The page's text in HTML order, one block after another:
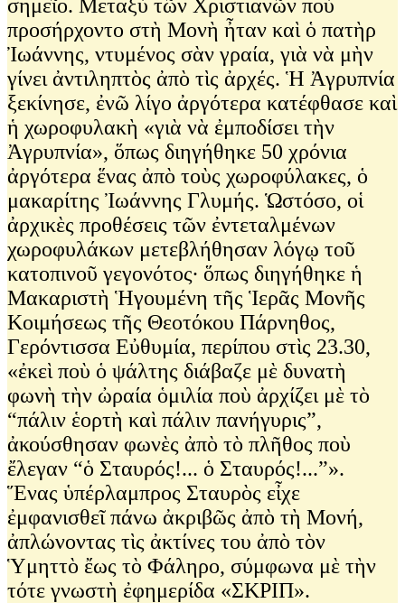
σημεῖο. Μεταξὺ τῶν Χριστιανῶν ποὺ
προσήρχοντο στὴ Μονὴ ἦταν καὶ ὁ πατὴρ
Ἰωάννης, ντυμένος σὰν γραία, γιὰ νὰ μὴν
γίνει ἀντιληπτὸς ἀπὸ τὶς ἀρχές. Ἡ Ἀγρυπνία
ξεκίνησε, ἐνῶ λίγο ἀργότερα κατέφθασε καὶ
ἡ χωροφυλακὴ «γιὰ νὰ ἐμποδίσει τὴν
Ἀγρυπνία», ὅπως διηγήθηκε 50 χρόνια
ἀργότερα ἕνας ἀπὸ τοὺς χωροφύλακες, ὁ
μακαρίτης Ἰωάννης Γλυμής. Ὡστόσο, οἱ
ἀρχικὲς προθέσεις τῶν ἐντεταλμένων
χωροφυλάκων μετεβλήθησαν λόγῳ τοῦ
κατοπινοῦ γεγονότος∙ ὅπως διηγήθηκε ἡ
Μακαριστὴ Ἡγουμένη τῆς Ἱερᾶς Μονῆς
Κοιμήσεως τῆς Θεοτόκου Πάρνηθος,
Γερόντισσα Εὐθυμία, περίπου στὶς 23.30,
«ἐκεὶ ποὺ ὁ ψάλτης διάβαζε μὲ δυνατὴ
φωνὴ τὴν ὠραία ὁμιλία ποὺ ἀρχίζει μὲ τὸ
“πάλιν ἑορτὴ καὶ πάλιν πανήγυρις”,
ἀκούσθησαν φωνὲς ἀπὸ τὸ πλῆθος ποὺ
ἔλεγαν “ὁ Σταυρός!... ὁ Σταυρός!...”».
Ἕνας ὑπέρλαμπρος Σταυρὸς εἶχε
ἐμφανισθεῖ πάνω ἀκριβῶς ἀπὸ τὴ Μονή,
ἀπλώνοντας τὶς ἀκτίνες του ἀπὸ τὸν
Ὑμηττὸ ἔως τὸ Φάληρο, σύμφωνα μὲ τὴν
τότε γνωστὴ ἐφημερίδα «ΣΚΡΙΠ».